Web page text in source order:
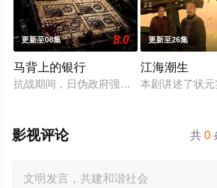
更新至08集 8.0
马背上的银行
抗战期间，日伪政府强行推广、使用由“中
更新至26集
江海潮生
本剧讲述了状
共0
影视评论